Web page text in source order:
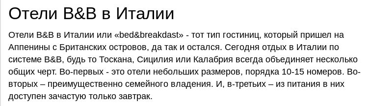
Отели B&B в Италии
Отели B&B в Италии или «bed&breakdast» - тот тип гостиниц, который пришел на
Аппенины с Британских островов, да так и остался. Сегодня отдых в Италии по
системе B&B, будь то Тоскана, Сицилия или Калабрия всегда объединяет несколько
общих черт. Во-первых - это отели небольших размеров, порядка 10-15 номеров. Во-
вторых – преимущественно семейного владения. И, в-третьих – из питания в них
доступен зачастую только завтрак.